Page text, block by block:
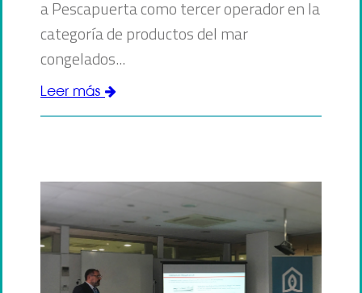
a Pescapuerta como tercer operador en la
categoría de productos del mar
congelados...
Leer más